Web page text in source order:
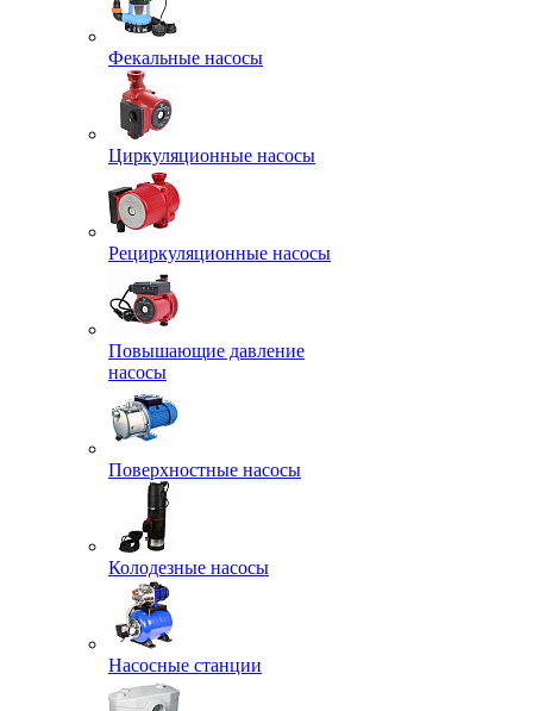
Фекальные насосы
Циркуляционные насосы
Рециркуляционные насосы
Повышающие давление
насосы
Поверхностные насосы
Колодезные насосы
Насосные станции